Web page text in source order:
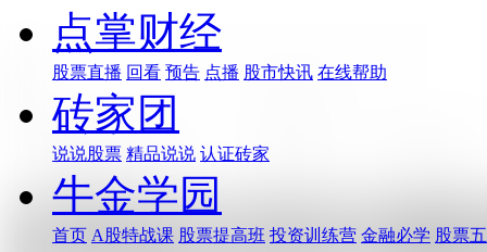
点掌财经
股票直播 回看 预告 点播 股市快讯 在线帮助
砖家团
说说股票 精品说说 认证砖家
牛金学园
首页 A股特战课 股票提高班 投资训练营 金融必学 股票